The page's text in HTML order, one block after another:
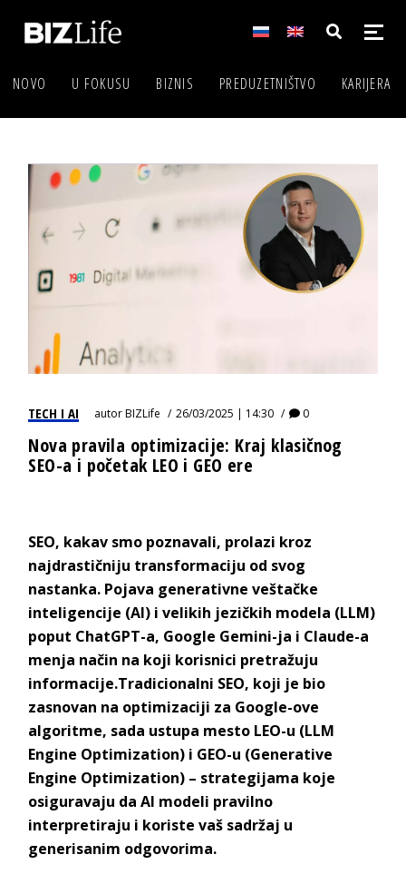
NOVO U FOKUSU BIZNIS PREDUZETNIŠTVO KARIJERA
TECH I AI autorBIZLife 26/03/2025 | 14:30 0
Nova pravila optimizacije: Kraj klasičnog
SEO-a i početak LEO i GEO ere
SEO, kakav smo poznavali, prolazi kroz
najdrastičniju transformaciju od svog
nastanka. Pojava generativne veštačke
inteligencije (AI) i velikih jezičkih modela (LLM)
poput ChatGPT-a, Google Gemini-ja i Claude-a
menja način na koji korisnici pretražuju
informacije.Tradicionalni SEO, koji je bio
zasnovan na optimizaciji za Google-ove
algoritme, sada ustupa mesto LEO-u (LLM
Engine Optimization) i GEO-u (Generative
Engine Optimization) – strategijama koje
osiguravaju da AI modeli pravilno
interpretiraju i koriste vaš sadržaj u
generisanim odgovorima.